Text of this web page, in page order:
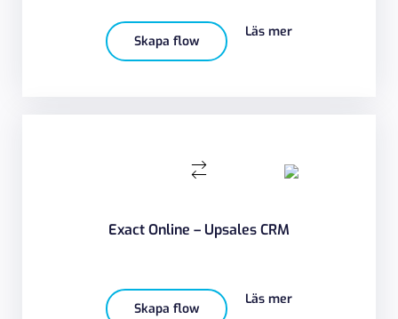
Skapa flow
Läs mer
Exact Online – Upsales CRM
Skapa flow
Läs mer